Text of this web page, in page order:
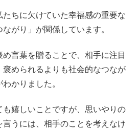
ちに欠けていた幸福感の重要な
がり」が関係しています。
言葉を贈ることで、相手に注目
められるよりも社会的なつなが
かりました。
嬉しいことですが、思いやりの
うには、相手のことを考えなけ